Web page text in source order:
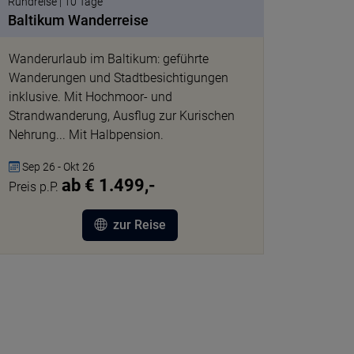
Baltikum Wanderreise
Wanderurlaub im Baltikum: geführte
Wanderungen und Stadtbesichtigungen
inklusive. Mit Hochmoor- und
Strandwanderung, Ausflug zur Kurischen
Nehrung... Mit Halbpension.
Sep 26 - Okt 26
Preis p.P. ab € 1.499,-
zur Reise